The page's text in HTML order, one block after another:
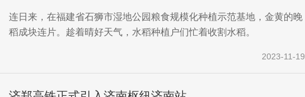
连日来，在福建省石狮市湿地公园粮食规模化种植示范基地，金黄的晚
稻成块连片。趁着晴好天气，水稻种植户们忙着收割水稻。
2023-11-19